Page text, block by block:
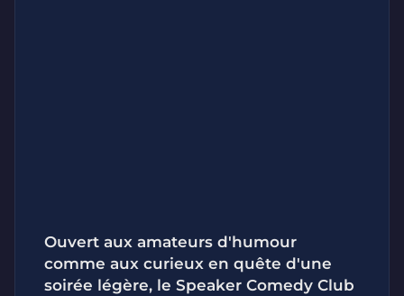
Ouvert aux amateurs d'humour
comme aux curieux en quête d'une
soirée légère, le Speaker Comedy Club